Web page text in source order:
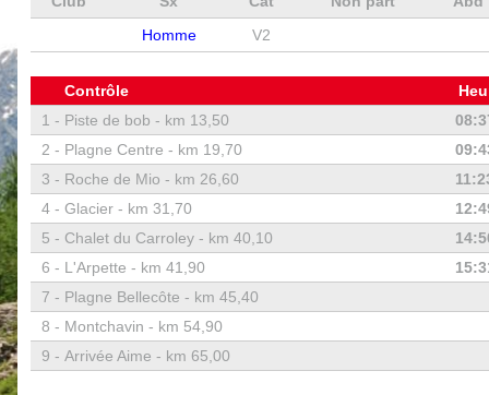
Homme
V2
Contrôle
1 - Piste de bob - km 13,50
2 - Plagne Centre - km 19,70
3 - Roche de Mio - km 26,60
4 - Glacier - km 31,70
5 - Chalet du Carroley - km 40,10
6 - L'Arpette - km 41,90
7 - Plagne Bellecôte - km 45,40
8 - Montchavin - km 54,90
9 - Arrivée Aime - km 65,00